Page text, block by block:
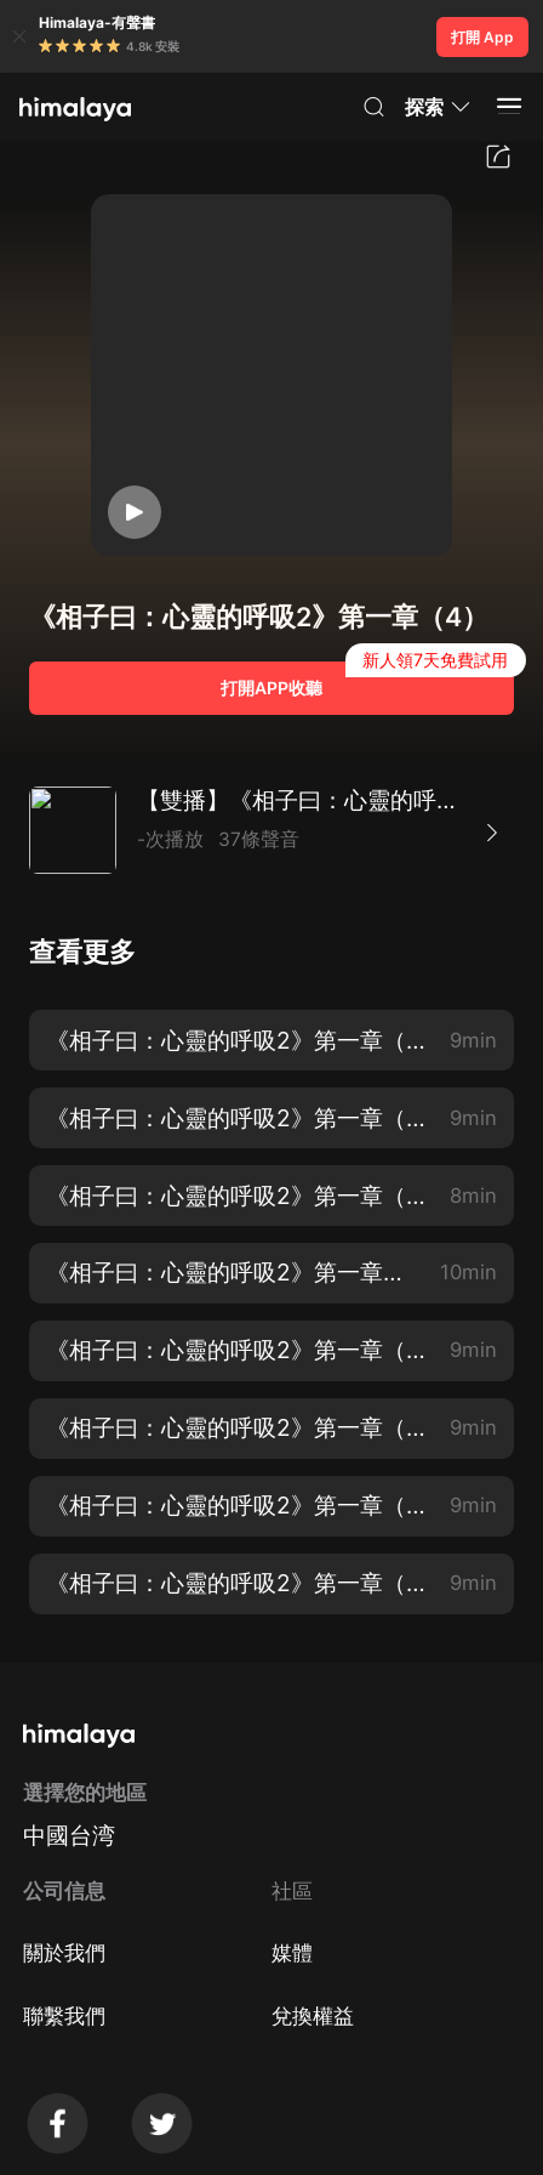
Himalaya-有聲書
4.8k 安裝
打開 App
探索
《相子曰：心靈的呼吸2》第一章（4）
打開APP收聽
新人領7天免費試用
【雙播】《相子曰：心靈的呼吸Ⅱ》
-次播放 37條聲音
查看更多
《相子曰：心靈的呼吸2》第一章（1） 9min
《相子曰：心靈的呼吸2》第一章（2） 9min
《相子曰：心靈的呼吸2》第一章（3） 8min
《相子曰：心靈的呼吸2》第一章（4） 10min
《相子曰：心靈的呼吸2》第一章（5） 9min
《相子曰：心靈的呼吸2》第一章（6） 9min
《相子曰：心靈的呼吸2》第一章（7） 9min
《相子曰：心靈的呼吸2》第一章（8） 9min
選擇您的地區
中國台湾
公司信息
關於我們
聯繫我們
社區
媒體
兌換權益